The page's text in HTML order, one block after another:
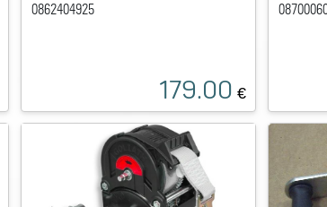
0862404925
179.00 €